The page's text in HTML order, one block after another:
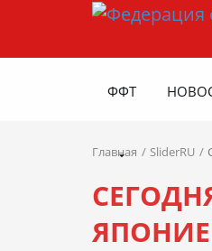
ФФТ
Главная SliderRU